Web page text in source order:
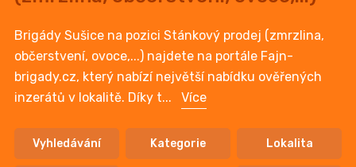
Brigády Sušice na pozici Stánkový prodej (zmrzlina,
občerstvení, ovoce,...) najdete na portále Fajn-
brigady.cz, který nabízí největší nabídku ověřených
inzerátů v lokalitě. Díky t... Více
Vyhledávání Kategorie Lokalita